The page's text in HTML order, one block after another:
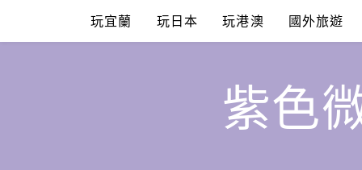
content
玩宜蘭 玩日本 玩港澳 國外旅遊
紫色